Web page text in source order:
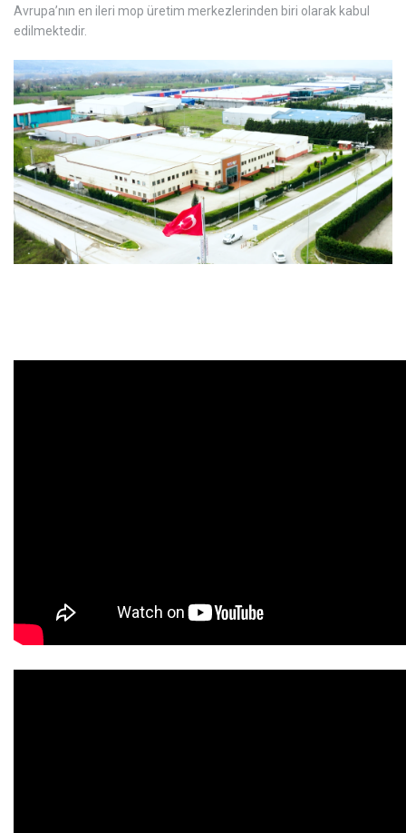
Avrupa’nın en ileri mop üretim merkezlerinden biri olarak kabul
edilmektedir.